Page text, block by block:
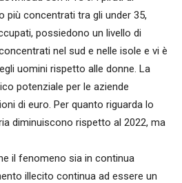
più concentrati tra gli under 35,
possiedono un livello di
nel sud e nelle isole e vi è
uomini rispetto alle donne. La
potenziale per le aziende
di euro. Per quanto riguarda lo
diminuiscono rispetto al 2022, ma
il fenomeno sia in continua
illecito continua ad essere un